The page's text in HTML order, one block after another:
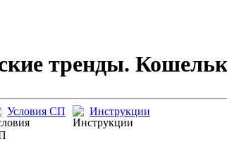
тренды.
Условия СП Инструкции